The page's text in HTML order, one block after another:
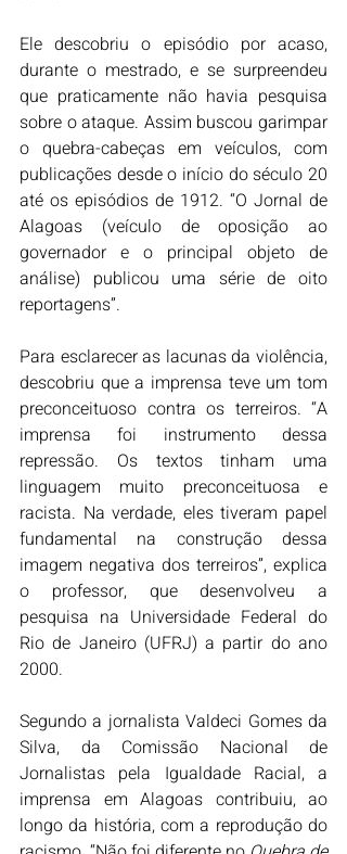
Ele descobriu o episódio por acaso,
durante o mestrado, e se surpreendeu
que praticamente não havia pesquisa
sobre o ataque. Assim buscou garimpar
o quebra-cabeças em veículos, com
publicações desde o início do século 20
até os episódios de 1912. “O Jornal de
Alagoas (veículo de oposição ao
governador e o principal objeto de
análise) publicou uma série de oito
reportagens”.
Para esclarecer as lacunas da violência,
descobriu que a imprensa teve um tom
preconceituoso contra os terreiros. “A
imprensa foi instrumento dessa
repressão. Os textos tinham uma
linguagem muito preconceituosa e
racista. Na verdade, eles tiveram papel
fundamental na construção dessa
imagem negativa dos terreiros”, explica
o professor, que desenvolveu a
pesquisa na Universidade Federal do
Rio de Janeiro (UFRJ) a partir do ano
2000.
Segundo a jornalista Valdeci Gomes da
Silva, da Comissão Nacional de
Jornalistas pela Igualdade Racial, a
imprensa em Alagoas contribuiu, ao
longo da história, com a reprodução do